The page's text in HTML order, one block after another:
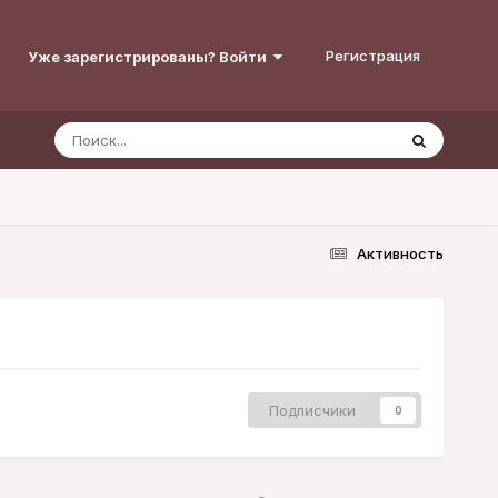
Уже зарегистрированы? Войти Регистрация
Активность
Подписчики 0